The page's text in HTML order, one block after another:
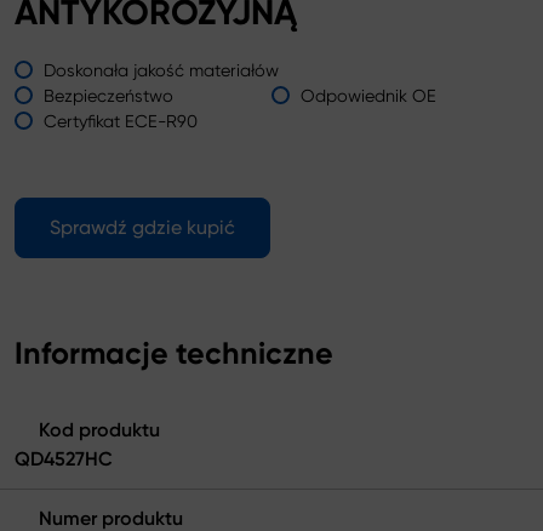
ANTYKOROZYJNĄ
Doskonała jakość materiałów
Bezpieczeństwo
Odpowiednik OE
Certyfikat ECE-R90
Sprawdź gdzie kupić
Informacje techniczne
Kod produktu
QD4527HC
Numer produktu